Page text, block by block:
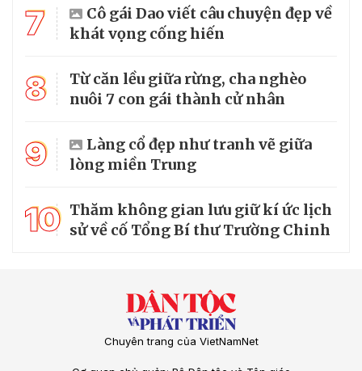
7
Cô gái Dao viết câu chuyện đẹp về
khát vọng cống hiến
8
Từ căn lều giữa rừng, cha nghèo
nuôi 7 con gái thành cử nhân
9
Làng cổ đẹp như tranh vẽ giữa
lòng miền Trung
10 Thăm không gian lưu giữ kí ức lịch
sử về cố Tổng Bí thư Trường Chinh
Chuyên trang của VietNamNet